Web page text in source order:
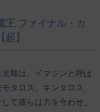
王 ファイナル・カ
】
郎は、イマジンと呼ば
タロス、キンタロス、
て彼らは力を合わせ、